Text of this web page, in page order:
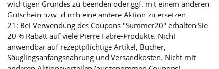
wichtigen Grundes zu beenden oder ggf. mit einem anderen
Gutschein bzw. durch eine andere Aktion zu ersetzen.
21: Bei Verwendung des Coupons "Summer20" erhalten Sie
20 % Rabatt auf viele Pierre Fabre-Produkte. Nicht
anwendbar auf rezeptpflichtige Artikel, Bücher,
Säuglingsanfangsnahrung und Versandkosten. Nicht mit